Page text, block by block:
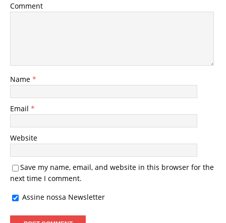
Comment
Name *
Email *
Website
Save my name, email, and website in this browser for the
next time I comment.
Assine nossa Newsletter